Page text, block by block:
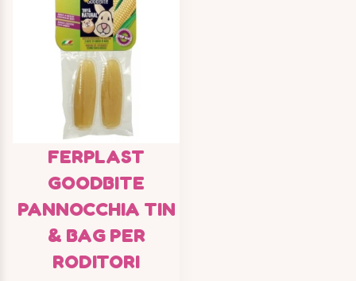
FERPLAST
GOODBITE
PANNOCCHIA TIN
& BAG PER
RODITORI